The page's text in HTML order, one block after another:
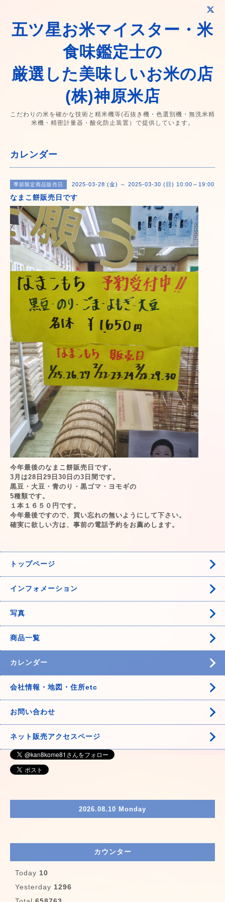
五ツ星お米マイスター・米
食味鑑定士の
厳選した美味しいお米の店
(株)神原米店
こだわりの米を確かな技術と精米機等(石抜き機・色選別機・無洗米精
米機・精密計量器・酸化防止装置）で提供しています。
カレンダー
季節限定商品販売日 2025-03-28 (金) ～ 2025-03-30 (日) 10:00～19:00
なまこ餅販売日です
今年最後のなまこ餅販売日です。
3月は28日29日30日の3日間です。
黒豆・大豆・青のり・黒ゴマ・ヨモギの
5種類です。
１本１６５０円です。
今年最後ですので、買い忘れの無いようにして下さい。
確実に欲しい方は、事前の電話予約をお薦めします。
トップページ
インフォメーション
写真
商品一覧
カレンダー
会社情報・地図・住所etc
お問い合わせ
ネット販売アクセスページ
2026.08.10 Monday
カウンター
Today 10
Yesterday 1296